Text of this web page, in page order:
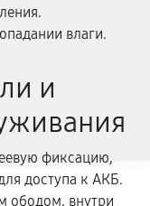
влаги.
и
фиксацию,
доступа к АКБ.
ободом, внутри